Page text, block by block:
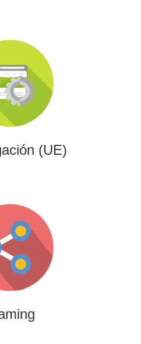
(UE)
(UE)
alineados con programas
tecnológica con
estratégica.
interactivas y videojuegos
innovación y engagement
y audiencias.